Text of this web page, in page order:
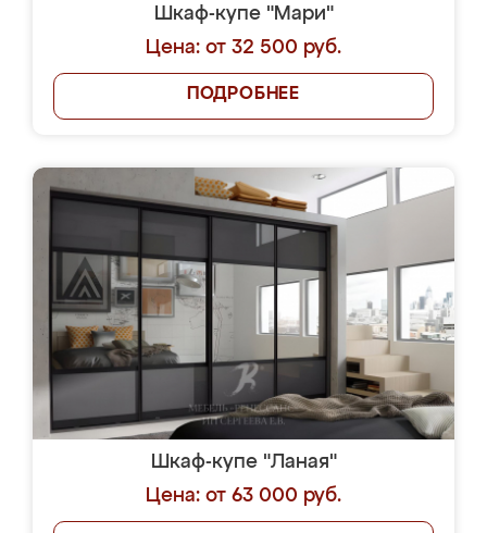
Шкаф-купе "Мари"
Цена: от 32 500 руб.
ПОДРОБНЕЕ
Шкаф-купе "Ланая"
Цена: от 63 000 руб.